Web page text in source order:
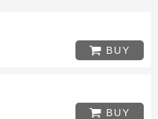
BUY
BUY